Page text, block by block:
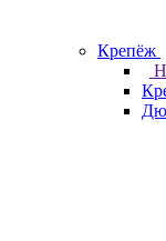
Крепёж